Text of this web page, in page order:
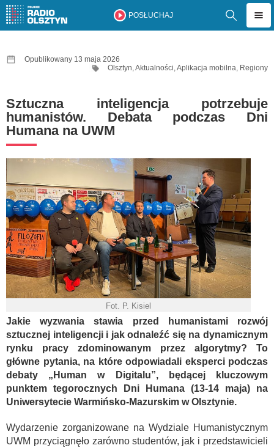
POSŁUCHAJ
Opublikowany 13 maja 2026
Olsztyn,Aktualności,Aplikacja mobilna, Regiony
Sztuczna inteligencja potrzebuje
humanistów. Debata podczas Dni
Humana na UWM
Fot. P. Kisiel
Jakie wyzwania stawia przed humanistami rozwój
sztucznej inteligencji i jak odnaleźć się na dynamicznym
rynku pracy zdominowanym przez algorytmy? To
główne pytania, na które odpowiadali eksperci podczas
debaty „Human w Digitalu”, będącej kluczowym
punktem tegorocznych Dni Humana (13-14 maja) na
Uniwersytecie Warmińsko-Mazurskim w Olsztynie.
Wydarzenie zorganizowane na Wydziale Humanistycznym
UWM przyciągnęło zarówno studentów, jak i przedstawicieli